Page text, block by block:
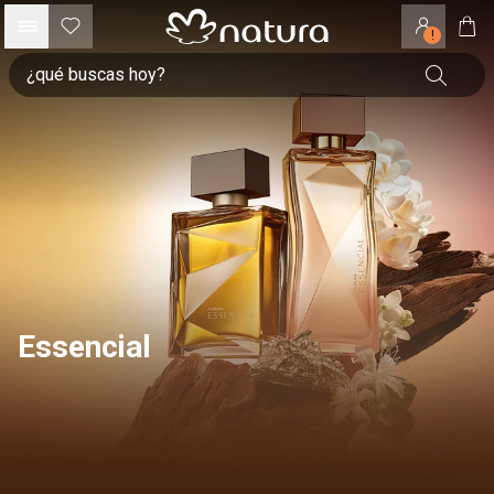
!
Essencial